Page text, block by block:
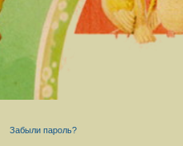
Забыли пароль?